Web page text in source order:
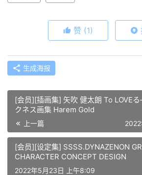
赞 (1)
生成海报
[会员][插画集] 矢吹 健太朗 To LOVE
クネス画集 Harem Gold
上一篇
[会员][设定集] SSSS.DYNAZENON
CHARACTER CONCEPT DESIGN
2022年5月23日 上午8:09